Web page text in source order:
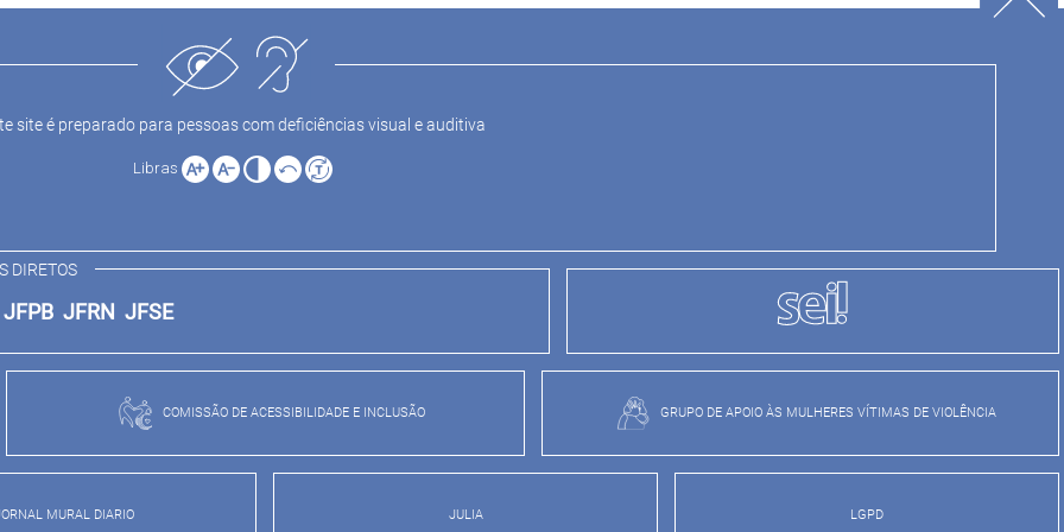
site é preparado para pessoas com deficiências visual e auditiva
Libras
DIRETOS
JFPB JFRN JFSE
COMISSÃO DE ACESSIBILIDADE E INCLUSÃO GRUPO DE APOIO ÀS MULHERES VÍTIMAS DE VIOLÊNCIA
MURAL DIARIO JULIA LGPD